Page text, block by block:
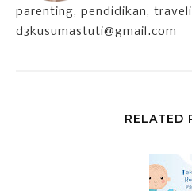
parenting, pendidikan,
d3kusumastuti@gmail.com
RELATED